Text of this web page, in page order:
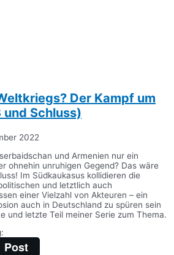
Der Kampf um
und Schluss)
2022
und Armenien nur ein
ohnehin unruhigen Gegend? Das wäre
Im Südkaukasus kollidieren die
und letztlich auch
einer Vielzahl von Akteuren – ein
auch in Deutschland zu spüren sein
und letzte Teil meiner Serie zum Thema.
Post